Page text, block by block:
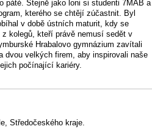
páté. Stejně jako loni si studenti 7MAB a
kterého se chtějí zúčastnit. Byl
v době ústních maturit, kdy se
kolegů, kteří právě nemusí sedět v
Hrabalovo gymnázium zavítali
dvou velkých firem, aby inspirovali naše
počínající kariéry.
Středočeského kraje.